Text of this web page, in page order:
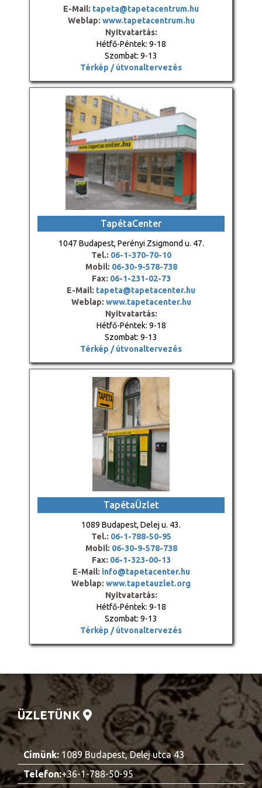
E-Mail: tapeta@tapetacentrum.hu
Weblap: www.tapetacentrum.hu
Nyitvatartás:
Hétfő-Péntek: 9-18
Szombat: 9-13
Térkép / útvonaltervezés
TapétaCenter
1047 Budapest, Perényi Zsigmond u. 47.
Tel.: 06-1-370-70-10
Mobil: 06-30-9-578-738
Fax: 06-1-231-02-73
E-Mail: tapeta@tapetacenter.hu
Weblap: www.tapetacenter.hu
Nyitvatartás:
Hétfő-Péntek: 9-18
Szombat: 9-13
Térkép / útvonaltervezés
TapétaÜzlet
1089 Budapest, Delej u. 43.
Tel.: 06-1-788-50-95
Mobil: 06-30-9-578-738
Fax: 06-1-323-00-13
E-Mail: info@tapetacenter.hu
Weblap: www.tapetauzlet.org
Nyitvatartás:
Hétfő-Péntek: 9-18
Szombat: 9-13
Térkép / útvonaltervezés
ÜZLETÜNK
Címünk: 1089 Budapest, Delej utca 43
Telefon:+36-1-788-50-95